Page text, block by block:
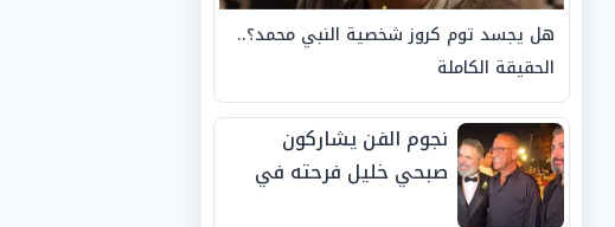
هل يجسد توم كروز شخصية النبي محمد؟..
الحقيقة الكاملة
نجوم الفن يشاركون
صبحي خليل فرحته في